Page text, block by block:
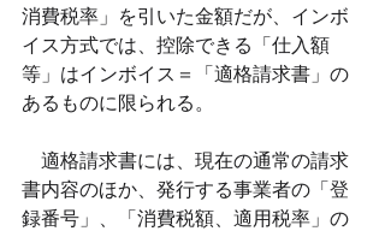
消費税率」を引いた金額だが、インボ
イス方式では、控除できる「仕入額
等」はインボイス＝「適格請求書」の
あるものに限られる。
適格請求書には、現在の通常の請求
書内容のほか、発行する事業者の「登
録番号」、「消費税額、適用税率」の